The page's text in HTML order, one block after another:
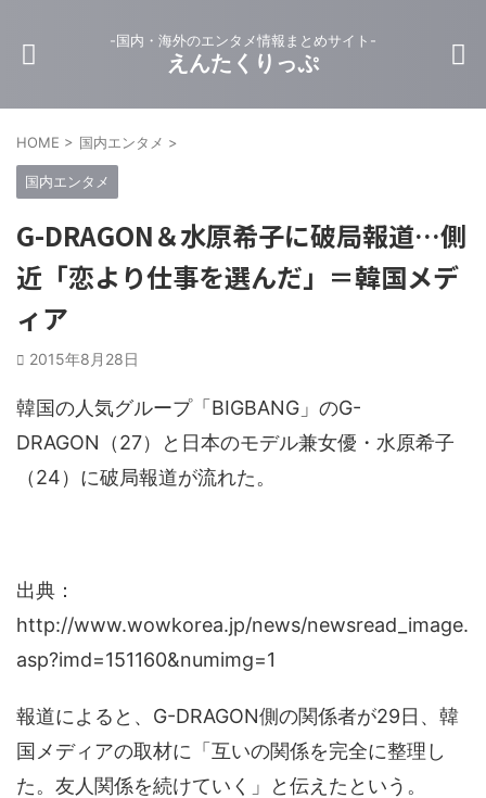
-国内・海外のエンタメ情報まとめサイト-
えんたくりっぷ
HOME > 国内エンタメ >
国内エンタメ
G-DRAGON＆水原希子に破局報道…側
近「恋より仕事を選んだ」＝韓国メデ
ィア
2015年8月28日
韓国の人気グループ「BIGBANG」のG-
DRAGON（27）と日本のモデル兼女優・水原希子
（24）に破局報道が流れた。
出典：
http://www.wowkorea.jp/news/newsread_image.
asp?imd=151160&numimg=1
報道によると、G-DRAGON側の関係者が29日、韓
国メディアの取材に「互いの関係を完全に整理し
た。友人関係を続けていく」と伝えたという。